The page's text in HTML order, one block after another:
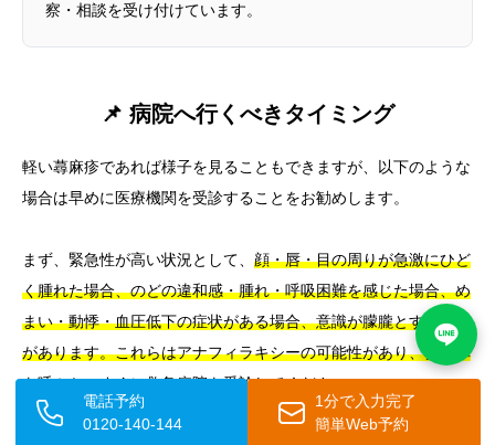
察・相談を受け付けています。
📌 病院へ行くべきタイミング
軽い蕁麻疹であれば様子を見ることもできますが、以下のような
場合は早めに医療機関を受診することをお勧めします。
まず、緊急性が高い状況として、 顔・唇・目の周りが急激にひど
く腫れた場合、のどの違和感・腫れ・呼吸困難を感じた場合、め
まい・動悸・血圧低下の症状がある場合、意識が朦朧とする場合
があります。これらはアナフィラキシーの可能性があり、救急車
を呼ぶか、すぐに救急病院を受診してください。
電話予約
0120-140-144
1分で入力完了
簡単Web予約